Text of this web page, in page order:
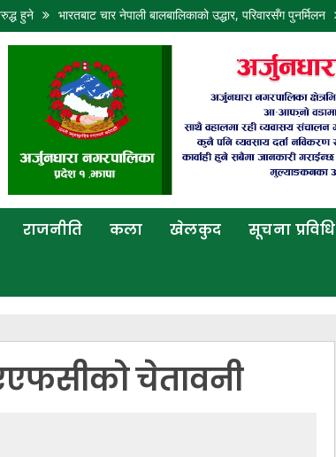
हुने भारतबाट चार नेपाली बालबालिकाको उद्धार, परिवारसँग पुनर्मिलन
राजनीति कला खेलकुद सूचना प्रविधि
चेतावनी